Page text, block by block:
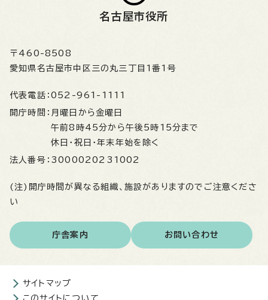
名古屋市役所
〒460-8508
愛知県名古屋市中区三の丸三丁目1番1号
代表電話： 052-961-1111
開庁時間： 月曜日から金曜日
午前8時45分から午後5時15分まで
休日・祝日・年末年始を除く
法人番号： 3000020231002
(注)開庁時間が異なる組織、施設がありますのでご注意くださ
い
庁舎案内 お問い合わせ
サイトマップ
このサイトについて